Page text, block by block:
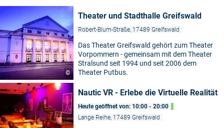
©
Theater und Stadthalle Greifswald
Robert-Blum-Straße, 17489 Greifswald
Das Theater Greifswald gehört zum Theater
Vorpommern - gemeinsam mit dem Theater
Stralsund seit 1994 und seit 2006 dem
Theater Putbus.
Nautic VR - Erlebe die Virtuelle Realität
Heute geöffnet von: 10:00 - 20:00
Lange Reihe, 17489 Greifswald